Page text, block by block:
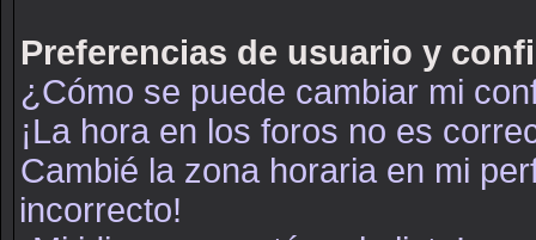
Preferencias de usuario y
¿Cómo se puede cambiar mi
¡La hora en los foros no es
Cambié la zona horaria en mi
incorrecto!